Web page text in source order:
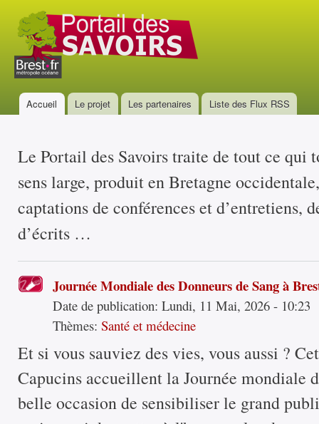
Portail
des
savoirs
Menu principal
Accueil Le projet Les partenaires Liste des Flux RSS
Le Portail des Savoirs traite de tout ce qui
sens large, produit en Bretagne
captations de conférences et d’entretiens,
d’écrits …
Journée Mondiale des Donneurs de Sang à
Date de publication:Lundi, 11 Mai, 2026 - 10:23
Thèmes:Santé et médecine
Et si vous sauviez des vies, vous aussi ?
Capucins accueillent la Journée mondiale
belle occasion de sensibiliser le grand